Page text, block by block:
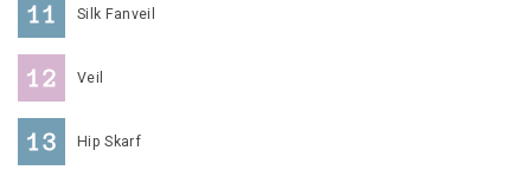
Silk Fanveil
Veil
Hip Skarf